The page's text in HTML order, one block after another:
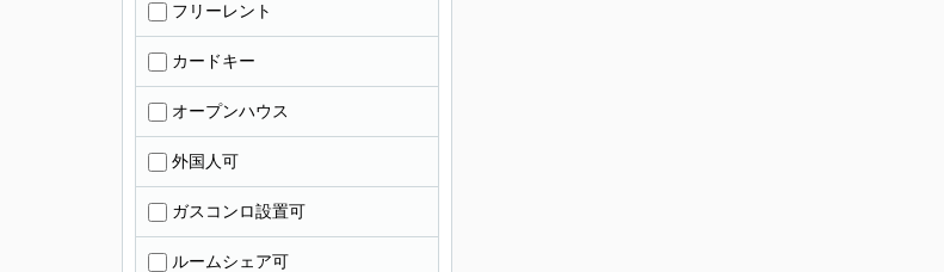
フリーレント
カードキー
オープンハウス
外国人可
ガスコンロ設置可
ルームシェア可